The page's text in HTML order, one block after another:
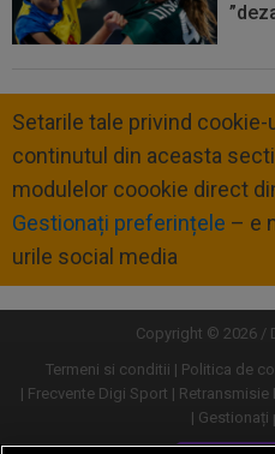
Setarile tale privind
continutul din aceasta
modulelor coookie direct
Gestionați preferințele – e
urile social media
Copyright © 2026 /
Termeni si conditii
Politica de
Frecvente Digi Sport
Retransmisie
Gestionați